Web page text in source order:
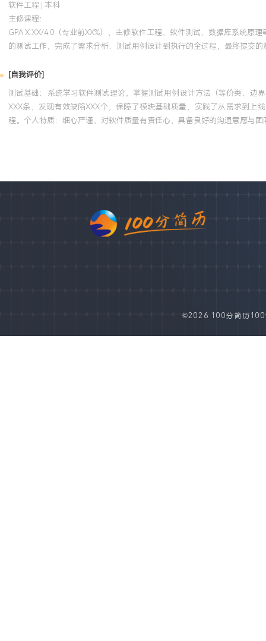
软件工程 | 本科
主修课程：
GPA X.XX/4.0（专业前XX%），主修软件工程、软件测试、数据库系统
的测试工作，完成了需求分析、测试用例设计到执行的全过程，最终提交
[自我评价]
测试基础：系统学习软件测试理论，掌握测试用例设计方法（等价类、边
XXX条，发现有效缺陷XXX个，保障了模块基础质量，实践了从需求到
程。个人特质：细心严谨，对软件质量有责任心，具备良好的沟通意愿与
©2026 100分简历